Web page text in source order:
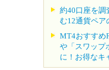
約40口座を調
む12通貨ペア
MT4おすすめ
や「スワップ
に！お得なキ